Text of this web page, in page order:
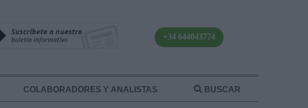
+34 644043774
COLABORADORES Y ANALISTAS BUSCAR